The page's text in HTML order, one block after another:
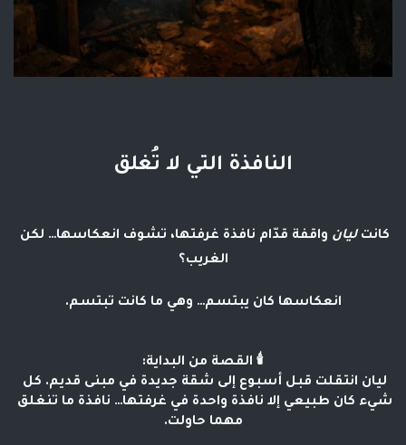
النافذة التي لا تُغلق
كانت ليان
الغريب؟
انعكاسها كان يبتسم… وهي ما كانت تبتسم.
🕯️ القصة من البداية:
مهما حاولت.